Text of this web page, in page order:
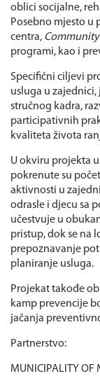
oblici socijalne,
Posebno mjesto u
centra,
programi, kao i
Specifični ciljevi
usluga u
stručnog kadra,
participativnih
kvaliteta života
U okviru projekta
pokrenute su
aktivnosti u
odrasle i djecu sa
učestvuje u
pristup, dok se na
prepoznavanje
planiranje usluga.
Projekat takođe
kamp prevencije
jačanja
Partnerstvo:
MUNICIPALITY